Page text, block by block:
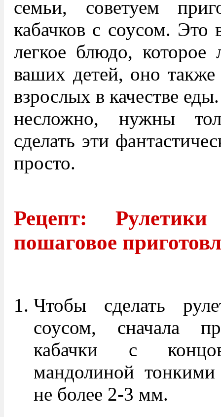
семьи, советуем
кабачков с соусом. Это
легкое блюдо, которое
ваших детей, оно
взрослых в качестве
несложно, нужны
сделать эти
просто.
Рецепт:
пошаговое
Чтобы сделать
соусом, сначала
кабачки с
мандолиной
не более 2-3 мм.